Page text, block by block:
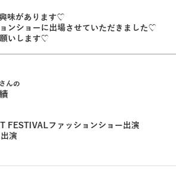
味があります♡
ンショーに出場させていただきました♡
いします♡
さんの
FESTIVALファッションショー出演
演